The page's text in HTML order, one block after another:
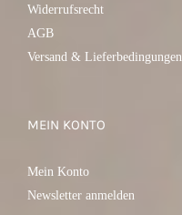
Widerrufsrecht
AGB
Versand & Lieferbedingungen
MEIN KONTO
Mein Konto
Newsletter anmelden